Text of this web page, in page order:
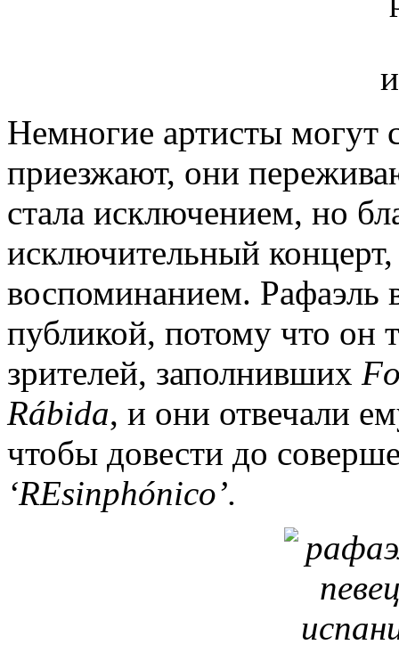
Немногие артисты могут
приезжают, они
стала исключением, но
исключительный концерт,
воспоминанием. Рафаэль
публикой, потому что он
зрителей, заполнивших
Rábida, и они отвечали
чтобы довести до
‘REsinphónico’.